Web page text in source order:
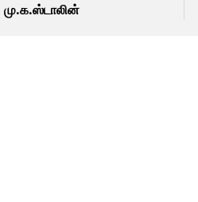
மு.க.ஸ்டாலின்